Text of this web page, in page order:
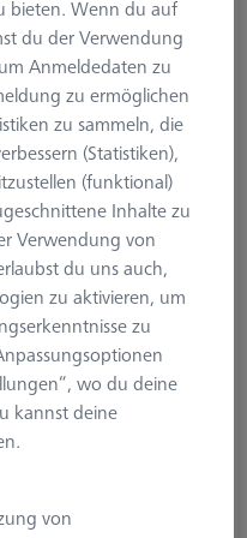
bieten. Wenn du auf
du der Verwendung
Anmeldedaten zu
zu ermöglichen
zu sammeln, die
(Statistiken),
(funktional)
Inhalte zu
Verwendung von
du uns auch,
zu aktivieren, um
zu
wo du deine
kannst deine
von